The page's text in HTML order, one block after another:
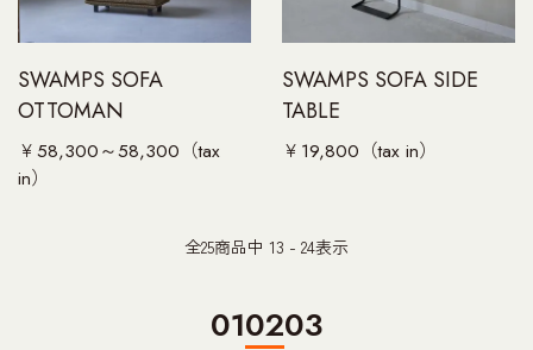
SWAMPS SOFA
OTTOMAN
￥58,300～58,300（tax
in）
SWAMPS SOFA SIDE
TABLE
￥19,800（tax in）
全25商品中 13 - 24表示
010203